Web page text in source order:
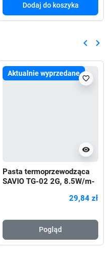
Dodaj do koszyka
keyboard_arrow_left keyboard_arrow_right
Aktualnie wyprzedane
visibility
favorite_border
Pasta termoprzewodząca
SAVIO TG-02 2G, 8.5W/m-
29,84 zł
Pogląd